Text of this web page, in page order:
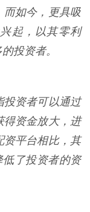
如今，更具吸
起，以其零利
投资者。
投资者可以通过
得资金放大，进
资平台相比，其
低了投资者的资